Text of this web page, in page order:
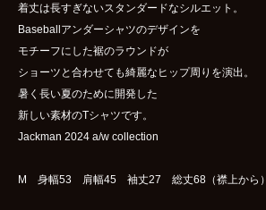
着丈は長すぎないスタンダードなシルエット。
Baseballアンダーシャツのデザインを
モチーフにした裾のラウンドが
ショーツと合わせても綺麗なヒップ周りを演出。
暑く長い夏のために開発した
新しい素材のTシャツです。
Jackman 2024 a/w collection
M 身幅53 肩幅45 袖丈27 総丈68（襟上から）